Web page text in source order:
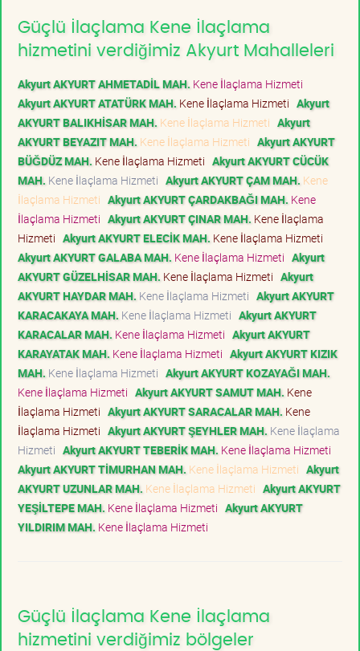
Güçlü İlaçlama Kene İlaçlama
hizmetini verdiğimiz Akyurt Mahalleleri
Akyurt AKYURT AHMETADİL MAH. Kene İlaçlama Hizmeti
Akyurt AKYURT ATATÜRK MAH. Kene İlaçlama Hizmeti Akyurt
AKYURT BALIKHİSAR MAH. Kene İlaçlama Hizmeti Akyurt
AKYURT BEYAZIT MAH. Kene İlaçlama Hizmeti Akyurt AKYURT
BÜĞDÜZ MAH. Kene İlaçlama Hizmeti Akyurt AKYURT CÜCÜK
MAH. Kene İlaçlama Hizmeti Akyurt AKYURT ÇAM MAH. Kene
İlaçlama Hizmeti Akyurt AKYURT ÇARDAKBAĞI MAH. Kene
İlaçlama Hizmeti Akyurt AKYURT ÇINAR MAH. Kene İlaçlama
Hizmeti Akyurt AKYURT ELECİK MAH. Kene İlaçlama Hizmeti
Akyurt AKYURT GALABA MAH. Kene İlaçlama Hizmeti Akyurt
AKYURT GÜZELHİSAR MAH. Kene İlaçlama Hizmeti Akyurt
AKYURT HAYDAR MAH. Kene İlaçlama Hizmeti Akyurt AKYURT
KARACAKAYA MAH. Kene İlaçlama Hizmeti Akyurt AKYURT
KARACALAR MAH. Kene İlaçlama Hizmeti Akyurt AKYURT
KARAYATAK MAH. Kene İlaçlama Hizmeti Akyurt AKYURT KIZIK
MAH. Kene İlaçlama Hizmeti Akyurt AKYURT KOZAYAĞI MAH.
Kene İlaçlama Hizmeti Akyurt AKYURT SAMUT MAH. Kene
İlaçlama Hizmeti Akyurt AKYURT SARACALAR MAH. Kene
İlaçlama Hizmeti Akyurt AKYURT ŞEYHLER MAH. Kene İlaçlama
Hizmeti Akyurt AKYURT TEBERİK MAH. Kene İlaçlama Hizmeti
Akyurt AKYURT TİMURHAN MAH. Kene İlaçlama Hizmeti Akyurt
AKYURT UZUNLAR MAH. Kene İlaçlama Hizmeti Akyurt AKYURT
YEŞİLTEPE MAH. Kene İlaçlama Hizmeti Akyurt AKYURT
YILDIRIM MAH. Kene İlaçlama Hizmeti
Güçlü İlaçlama Kene İlaçlama
hizmetini verdiğimiz bölgeler